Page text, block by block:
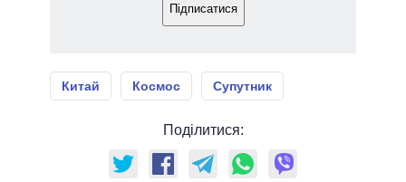
Підписатися
Китай Космос Супутник
Поділитися: